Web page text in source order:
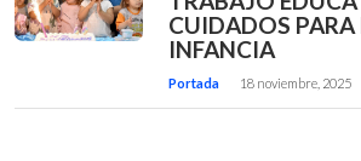
CUIDADOS PARA
INFANCIA
Portada 18 noviembre, 2025